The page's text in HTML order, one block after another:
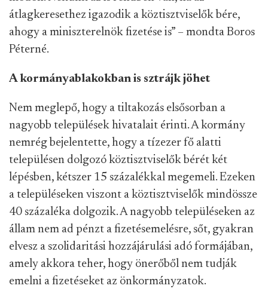
átlagkeresethez igazodik a köztisztviselők bére,
ahogy a miniszterelnök fizetése is” – mondta Boros
Péterné.
A kormányablakokban is sztrájk jöhet
Nem meglepő, hogy a tiltakozás elsősorban a
nagyobb települések hivatalait érinti. A kormány
nemrég bejelentette, hogy a tízezer fő alatti
településen dolgozó köztisztviselők bérét két
lépésben, kétszer 15 százalékkal megemeli. Ezeken
a településeken viszont a köztisztviselők mindössze
40 százaléka dolgozik. A nagyobb településeken az
állam nem ad pénzt a fizetésemelésre, sőt, gyakran
elvesz a szolidaritási hozzájárulási adó formájában,
amely akkora teher, hogy önerőből nem tudják
emelni a fizetéseket az önkormányzatok.